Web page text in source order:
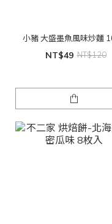
小豬 大盛墨魚風味炒麵
NT$49 NT$120